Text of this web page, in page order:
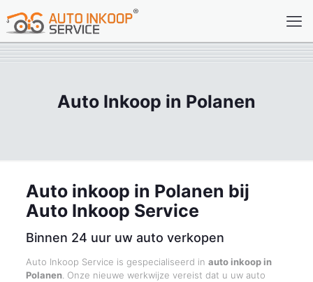
Auto Inkoop in Polanen
Auto inkoop in Polanen bij
Auto Inkoop Service
Binnen 24 uur uw auto verkopen
Auto Inkoop Service is gespecialiseerd in auto inkoop in
Polanen. Onze nieuwe werkwijze vereist dat u uw auto